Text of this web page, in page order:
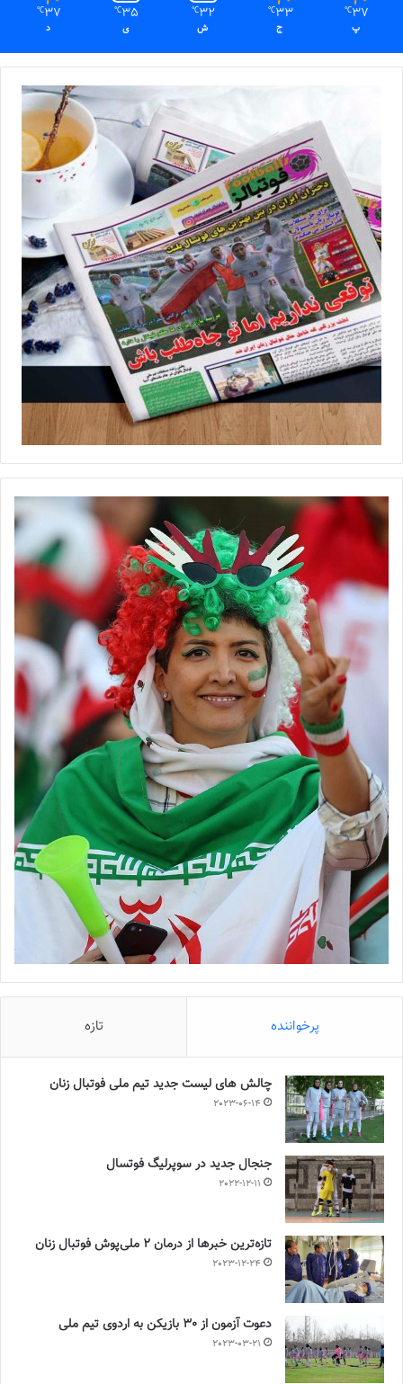
37
℃
پ
33
℃
ج
32
℃
ش
35
℃
ی
37
℃
د
پرخواننده تازه
چالش هاى ليست جدید تيم ملى فوتبال زنان
2023-06-14
جنجال جدید در سوپرلیگ فوتسال
2022-12-11
تازه‌ترین خبرها از درمان ۲ ملی‌پوش فوتبال زنان
2023-12-24
دعوت آزمون از 30 بازیکن به اردوی تیم ملی
2023-03-21